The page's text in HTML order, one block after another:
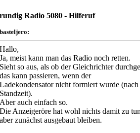
Radio 5080 - Hilferuf
basteljero:
Hallo,
Ja, meist kann man das Radio noch retten.
Sieht so aus, als ob der Gleichrichter
das kann passieren, wenn der
Ladekondensator nicht formiert wurde (nach
Standzeit).
Aber auch einfach so.
Die Anzeigeröre hat wohl nichts damit zu
aber zunächst ausgebaut bleiben.